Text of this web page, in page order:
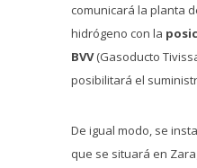
comunicará la planta
hidrógeno con la
BVV(Gasoducto
posibilitará el
De igual modo, se
que se situará en